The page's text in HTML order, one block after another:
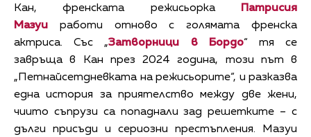
Кан, френската режисьорка
Патрисия
Мазуи работи отново с голямата френска
актриса. Със „Затворници в Бордо“ тя се
завръща в Кан през 2024 година, този път в
„Петнайсетдневката на режисьорите“, и разказва
една история за приятелство между две жени,
чиито съпрузи са попаднали зад решетките – с
дълги присъди и сериозни престъпления. Мазуи